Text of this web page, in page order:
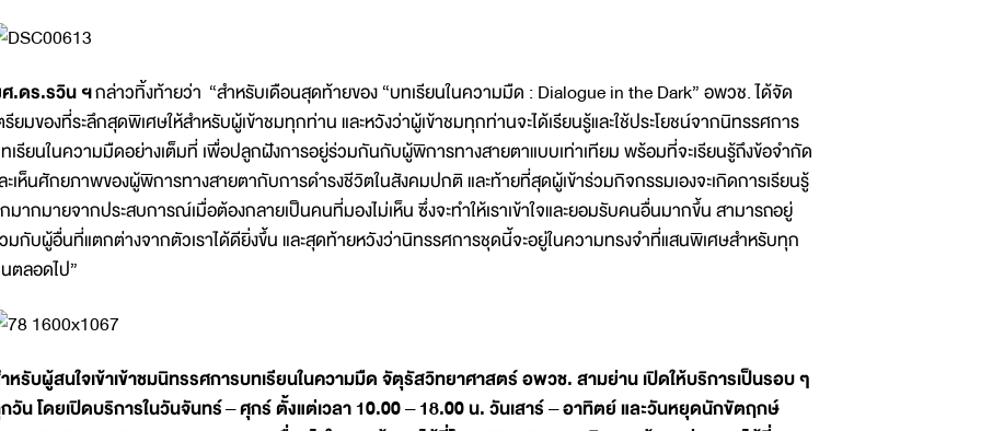
.ดร.รวิน ฯกล่าวทิ้งท้ายว่า “สำหรับเดือนสุดท้ายของ “บทเรียนในความมืด : Dialogue in the Dark” อพวช. ได้จัด
รียมของที่ระลึกสุดพิเศษให้สำหรับผู้เข้าชมทุกท่าน และหวังว่าผู้เข้าชมทุกท่านจะได้เรียนรู้และใช้ประโยชน์จากนิทรรศการ
เรียนในความมืดอย่างเต็มที่ เพื่อปลูกฝังการอยู่ร่วมกันกับผู้พิการทางสายตาแบบเท่าเทียม พร้อมที่จะเรียนรู้ถึงข้อจำกัด
ะเห็นศักยภาพของผู้พิการทางสายตากับการดำรงชีวิตในสังคมปกติ และท้ายที่สุดผู้เข้าร่วมกิจกรรมเองจะเกิดการเรียนรู้
มากมายจากประสบการณ์เมื่อต้องกลายเป็นคนที่มองไม่เห็น ซึ่งจะทำให้เราเข้าใจและยอมรับคนอื่นมากขึ้น สามารถอยู่
มกับผู้อื่นที่แตกต่างจากตัวเราได้ดียิ่งขึ้น และสุดท้ายหวังว่านิทรรศการชุดนี้จะอยู่ในความทรงจำที่แสนพิเศษสำหรับทุก
ตลอดไป”
หรับผู้สนใจเข้าเข้าชมนิทรรศการบทเรียนในความมืด จัตุรัสวิทยาศาสตร์ อพวช. สามย่าน เปิดให้บริการเป็นรอบ ๆ
วัน โดยเปิดบริการในวันจันทร์– ศุกร์ ตั้งแต่เวลา 10.00 – 18.00 น. วันเสาร์ – อาทิตย์ และวันหยุดนักขัตฤกษ์